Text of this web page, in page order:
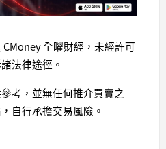
全曜財經，未經許可
法律途徑。
考，並無任何推介買賣之
自行承擔交易風險。